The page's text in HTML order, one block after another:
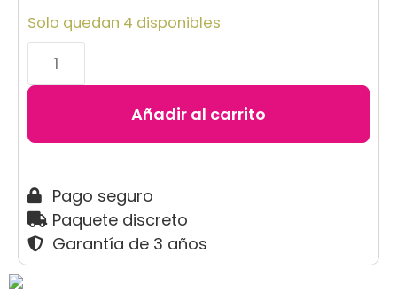
Solo quedan 4 disponibles
Añadir al carrito
Pago seguro
Paquete discreto
Garantía de 3 años